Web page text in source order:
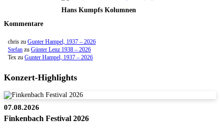
Hans Kumpfs Kolumnen
Kommentare
chris zu Gunter Hampel, 1937 – 2026
Stefan zu Günter Lenz 1938 – 2026
Tex zu Gunter Hampel, 1937 – 2026
Konzert-Highlights
07.08.2026
Finkenbach Festival 2026